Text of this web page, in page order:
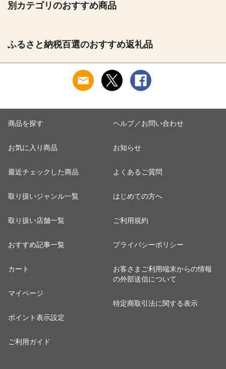
別カテゴリのおすすめ商品
ふるさと納税百選のおすすめ返礼品
商品を探す
お気に入り商品
最近チェックした商品
取り扱いジャンル一覧
取り扱い店舗一覧
おすすめ記事一覧
カート
マイページ
ポイント表示設定
ご利用ガイド
ヘルプ／お問い合わせ
お知らせ
よくあるご質問
はじめての方へ
ご利用規約
プライバシーポリシー
お客さまご利用端末からの情報
の外部送信について
特定商取引法に関する表示